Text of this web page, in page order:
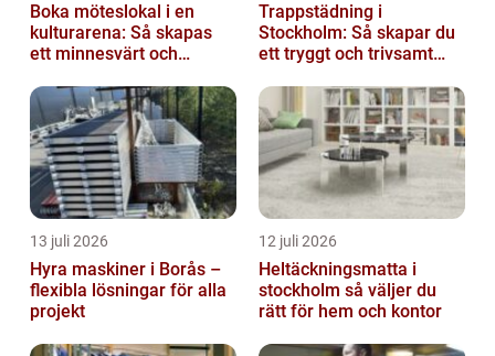
Boka möteslokal i en
kulturarena: Så skapas
ett minnesvärt och
Trappstädning i
Stockholm: Så skapar du
ett tryggt och trivsamt
13 juli 2026
Hyra maskiner i Borås –
flexibla lösningar för alla
projekt
12 juli 2026
Heltäckningsmatta i
stockholm så väljer du
rätt för hem och kontor